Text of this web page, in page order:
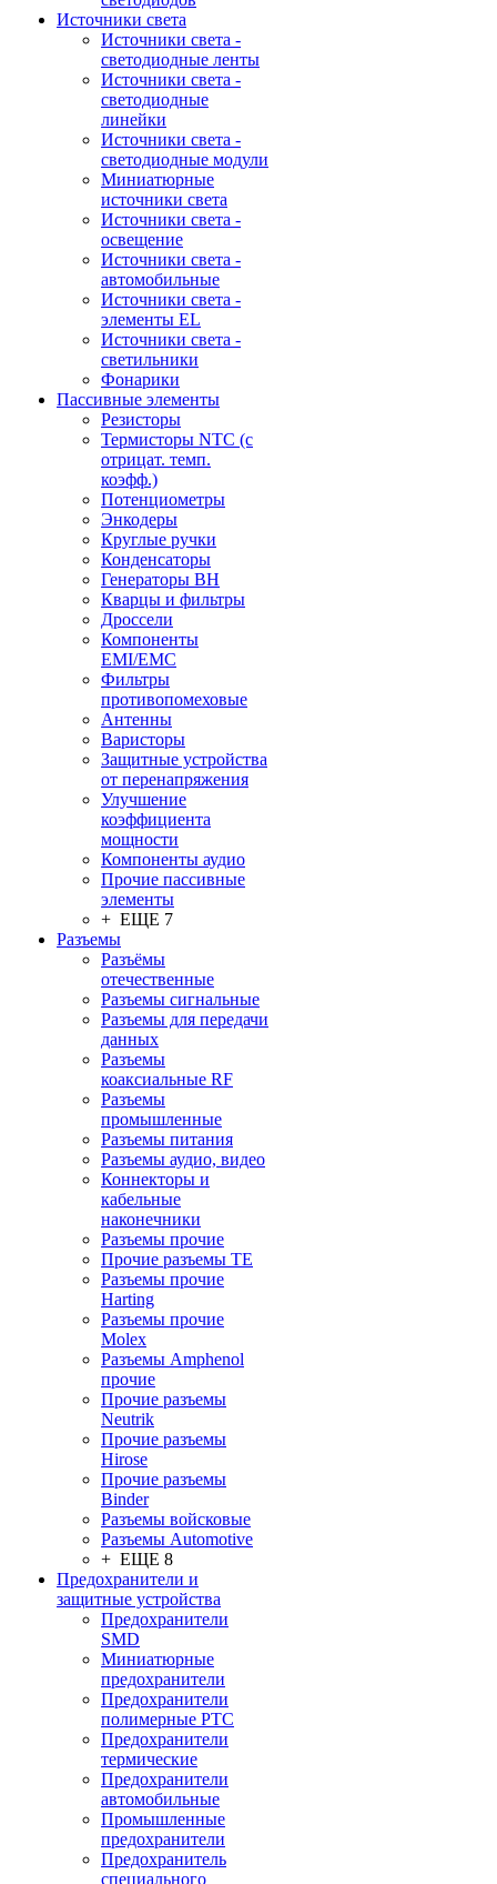
Источники света
Источники света -
светодиодные ленты
Источники света -
светодиодные
линейки
Источники света -
светодиодные модули
Миниатюрные
источники света
Источники света -
освещение
Источники света -
автомобильные
Источники света -
элементы EL
Источники света -
светильники
Фонарики
Пассивные элементы
Резисторы
Термисторы NTC (с
отрицат. темп.
коэфф.)
Потенциометры
Энкодеры
Круглые ручки
Конденсаторы
Генераторы ВН
Кварцы и фильтры
Дроссели
Компоненты
EMI/EMC
Фильтры
противопомеховые
Антенны
Варисторы
Защитные устройства
от перенапряжения
Улучшение
коэффициента
мощности
Компоненты аудио
Прочие пассивные
элементы
+ ЕЩЕ 7
Разъeмы
Разъёмы
отечественные
Разъeмы сигнальные
Разъeмы для передачи
данных
Разъeмы
коаксиальные RF
Разъeмы
промышленные
Разъeмы питания
Разъeмы аудио, видео
Коннекторы и
кабельные
наконечники
Разъeмы прочие
Прочие разъемы TE
Разъемы прочие
Harting
Разъемы прочие
Molex
Разъемы Amphenol
прочие
Прочие разъемы
Neutrik
Прочие разъемы
Hirose
Прочие разъемы
Binder
Разъемы войсковые
Разъeмы Automotive
+ ЕЩЕ 8
Предохранители и
защитные устройства
Предохранители
SMD
Миниатюрные
предохранители
Предохранители
полимерные PTC
Предохранители
термические
Предохранители
автомобильные
Промышленные
предохранители
Предохранитель
специального